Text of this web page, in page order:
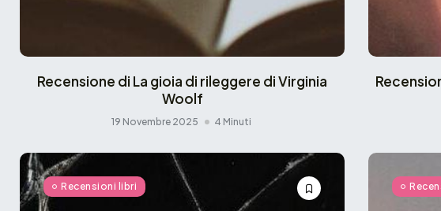
Recensione di La gioia di rileggere di Virginia
Woolf
19 Novembre 2025 4 Minuti
Recensioni libri